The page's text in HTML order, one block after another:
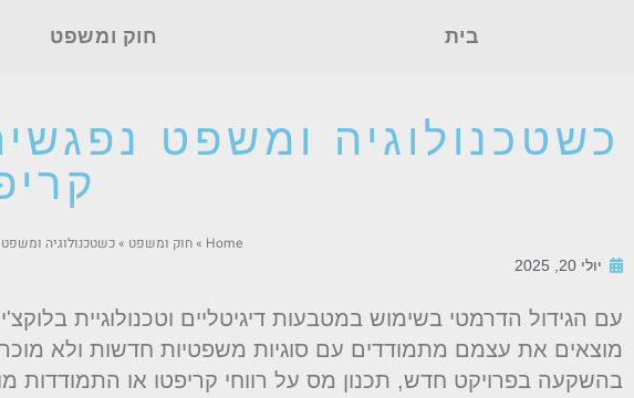
בית חוק ומשפט
כשטכנולוגיה ומשפט
Home
»חוק ומשפט »כשטכנולוגיה
יולי 20, 2025
עם הגידול הדרמטי בשימוש במטבעות דיגיטליים וטכנולוגיית
מוצאים את עצמם מתמודדים עם סוגיות משפטיות חדשות ולא
בהשקעה בפרויקט חדש, תכנון מס על רווחי קריפטו או התמודדות